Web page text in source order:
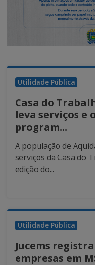
Utilidade Pública
Casa do
leva serviços e
program...
A população de
serviços da Casa do
edição do...
Utilidade Pública
Jucems
empresas em